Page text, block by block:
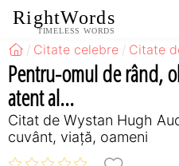
RightWords
TIMELESS WORDS
Citate celebre Citate
Pentru-omul de rând,
atent al...
Citat de Wystan Hugh
cuvânt, viață, oameni